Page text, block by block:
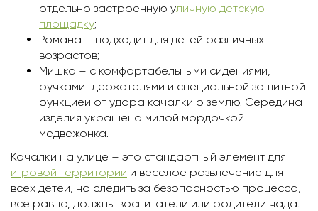
отдельно застроенную уличную детскую
площадку;
Романа – подходит для детей различных
возрастов;
Мишка – с комфортабельными сидениями,
ручками-держателями и специальной защитной
функцией от удара качалки о землю. Середина
изделия украшена милой мордочкой
медвежонка.
Качалки на улице – это стандартный элемент для
игровой территории и веселое развлечение для
всех детей, но следить за безопасностью процесса,
все равно, должны воспитатели или родители чада.